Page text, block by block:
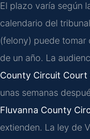
El plazo varía según
calendario del
(felony) puede tomar
de un año. La
County Circuit Court
unas semanas
Fluvanna County
extienden. La ley de